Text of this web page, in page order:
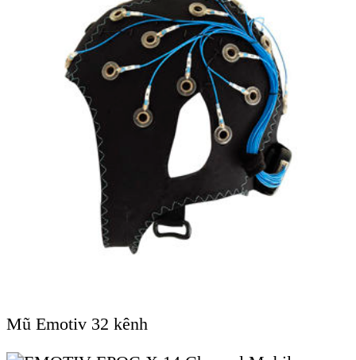
sinh. Python cung cấp nhiều thư viện hữu ích
như NumPy, SciPy, MNE, Matplotlib để lọc tín
hiệu, loại nhiễu, trích xuất đặc trưng, và hiển thị
tín hiệu. MATLAB cũng là công cụ mạnh mẽ
với các toolbox chuyên biệt như Signal
Processing Toolbox, BioSig, EEGLAB – rất phù
hợp cho xử lý dữ liệu EEG, EMG và ECG.
Tiếp theo, quá trình
phân loại và nhận dạng tín
thường được thực hiện thông qua các kỹ
thuật học máy (Machine Learning) và học sâu
(Deep Learning). Các thuật toán học máy truyền
K-Nearest Neighbors (KNN)
Support Vector Machine (SVM),Random
được áp dụng để phân loại các dạng tín
hiệu đã qua xử lý. Bên cạnh đó, các mô hình
Convolutional Neural Networks
trong nhận diện trạng thái tinh thần, hoạt động